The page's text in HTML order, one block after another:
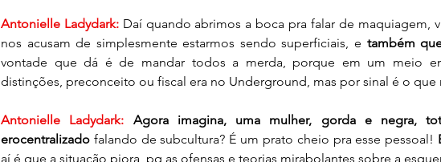
Antonielle Ladydark: Daí quando abrimos a boca pra falar de maquiagem,
nos acusam de simplesmente estarmos sendo superficiais, e também
vontade que dá é de mandar todos a merda, porque em um meio
distinções, preconceito ou fiscal era no Underground, mas por sinal é o que
Antonielle Ladydark: Agora imagina, uma mulher, gorda e negra,
erocentralizado falando de subcultura? É um prato cheio pra esse pessoal!
aí é que a situação piora, pq as ofensas e teorias mirabolantes sobre a